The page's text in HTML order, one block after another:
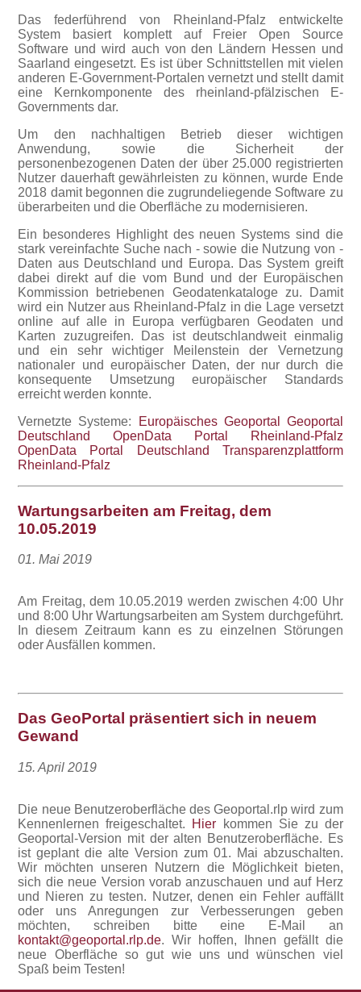
Das federführend von Rheinland-Pfalz entwickelte
System basiert komplett auf Freier Open Source
Software und wird auch von den Ländern Hessen und
Saarland eingesetzt. Es ist über Schnittstellen mit vielen
anderen E-Government-Portalen vernetzt und stellt damit
eine Kernkomponente des rheinland-pfälzischen E-
Governments dar.
Um den nachhaltigen Betrieb dieser wichtigen
Anwendung, sowie die Sicherheit der
personenbezogenen Daten der über 25.000 registrierten
Nutzer dauerhaft gewährleisten zu können, wurde Ende
2018 damit begonnen die zugrundeliegende Software zu
überarbeiten und die Oberfläche zu modernisieren.
Ein besonderes Highlight des neuen Systems sind die
stark vereinfachte Suche nach - sowie die Nutzung von -
Daten aus Deutschland und Europa. Das System greift
dabei direkt auf die vom Bund und der Europäischen
Kommission betriebenen Geodatenkataloge zu. Damit
wird ein Nutzer aus Rheinland-Pfalz in die Lage versetzt
online auf alle in Europa verfügbaren Geodaten und
Karten zuzugreifen. Das ist deutschlandweit einmalig
und ein sehr wichtiger Meilenstein der Vernetzung
nationaler und europäischer Daten, der nur durch die
konsequente Umsetzung europäischer Standards
erreicht werden konnte.
Vernetzte Systeme:
Europäisches Geoportal
Geoportal
Deutschland
OpenData Portal Rheinland-Pfalz
OpenData Portal Deutschland
Transparenzplattform
Rheinland-Pfalz
Wartungsarbeiten am Freitag, dem
10.05.2019
01. Mai 2019
Am Freitag, dem 10.05.2019 werden zwischen 4:00 Uhr
und 8:00 Uhr Wartungsarbeiten am System durchgeführt.
In diesem Zeitraum kann es zu einzelnen Störungen
oder Ausfällen kommen.
Das GeoPortal präsentiert sich in neuem
Gewand
15. April 2019
Die neue Benutzeroberfläche des Geoportal.rlp wird zum
Kennenlernen freigeschaltet. Hier kommen Sie zu der
Geoportal-Version mit der alten Benutzeroberfläche. Es
ist geplant die alte Version zum 01. Mai abzuschalten.
Wir möchten unseren Nutzern die Möglichkeit bieten,
sich die neue Version vorab anzuschauen und auf Herz
und Nieren zu testen. Nutzer, denen ein Fehler auffällt
oder uns Anregungen zur Verbesserungen geben
möchten, schreiben bitte eine E-Mail an
kontakt@geoportal.rlp.de. Wir hoffen, Ihnen gefällt die
neue Oberfläche so gut wie uns und wünschen viel
Spaß beim Testen!